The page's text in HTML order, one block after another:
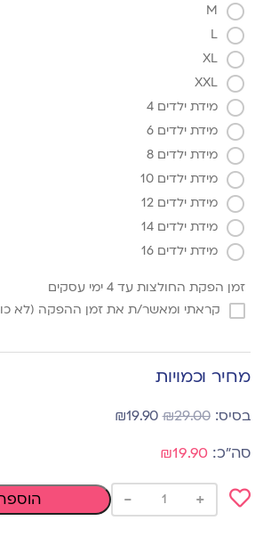
M
L
XL
XXL
מידת ילדים 4
מידת ילדים 6
מידת ילדים 8
מידת ילדים 10
מידת ילדים 12
מידת ילדים 14
מידת ילדים 16
זמן הפקת החולצות עד 4 ימי עסקים
קראתי ומאשר/ת את זמן ההפקה (לא
מחיר וכמויות
₪29.00
₪19.90
₪19.90
+
-